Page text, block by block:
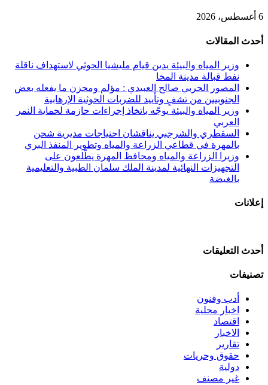
6 أغسطس، 2026
أحدث المقالات
وزير المياه والبيئة يدين قيام مليشيا الحوثي لاستهداف ناقلة
نفط قبالة مدينة المخا
المصور الحربي صالح العبيدي : مؤلم ومحزن ما يفعله بعض
الجنوبيين من تشفٍ وتأييد للضربات الحوثية الإرهابية
وزير المياه والبيئة يوجّه باتخاذ إجراءات حازمة لحماية النمر
العربي
السقطري والشرجبي يناقشان احتياجات مديرية شحن
بالمهرة في قطاعي الزراعة والمياه وتطوير المنفذ البري
وزيرا الزراعة والمياه ومحافظ المهرة يطّلعون على
التجهيزات النهائية لمدينة الملك سلمان الطبية والتعليمية
بالغيضة
إعلانات
أحدث التعليقات
تصنيفات
أدب وفنون
اخبار محلية
اقتصاد
الاخبار
تقارير
حقوق وحريات
دولية
غير مصنف